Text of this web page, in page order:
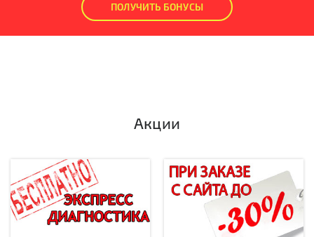
ПОЛУЧИТЬ БОНУСЫ
Акции